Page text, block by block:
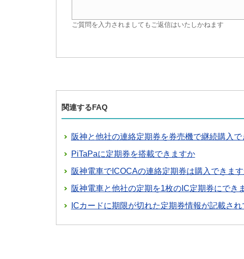
ご質問を入力されましてもご返信はいたしかねます
関連するFAQ
阪神と他社の連絡定期券を券売機で継続購入
PiTaPaに定期券を搭載できますか
阪神電車でICOCAの連絡定期券は購入できま
阪神電車と他社の定期を1枚のIC定期券にでき
ICカードに期限が切れた定期券情報が記載さ